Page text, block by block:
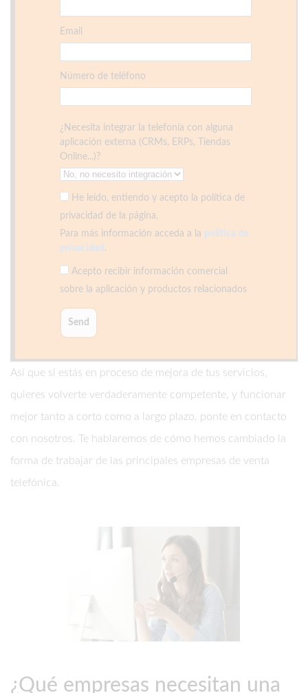
Email
Número de teléfono
¿Necesita integrar la telefonía con alguna
aplicación externa (CRMs, ERPs, Tiendas
Online...)?
He leído, entiendo y acepto la política de
privacidad de la página.
Para más información acceda a la política de
privacidad .
Acepto recibir información comercial
sobre la aplicación y productos relacionados
Así que si estás en proceso de mejora de tus servicios,
quieres volverte verdaderamente competente, y funcionar
mejor tanto a corto como a largo plazo, ponte en contacto
con nosotros. Te hablaremos de cómo hemos cambiado la
forma de trabajar de las principales empresas de venta
telefónica.
¿Qué empresas necesitan una